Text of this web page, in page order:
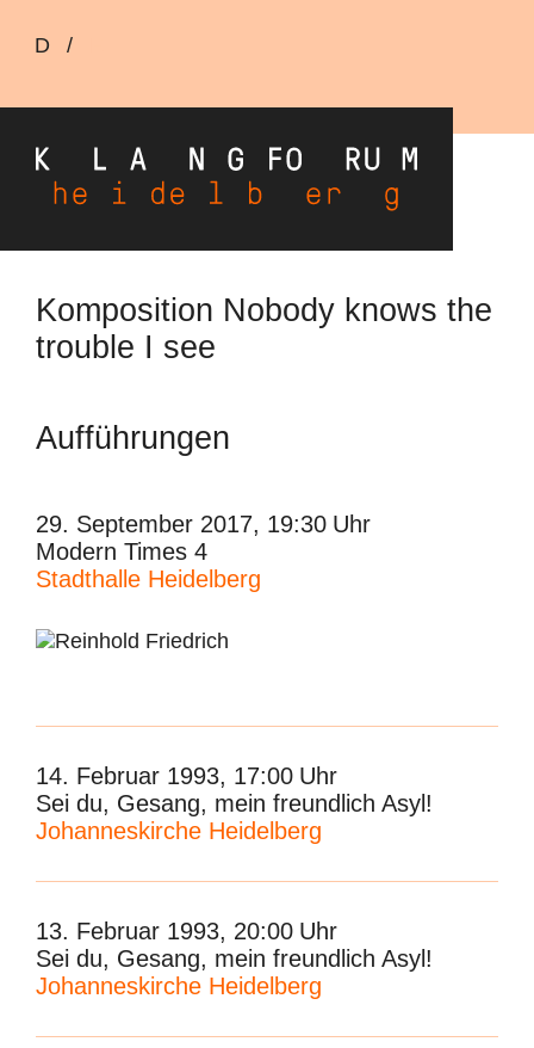
Direkt
Inhalt
Sprachumschalter
D /
Komposition Nobody knows the
trouble I see
Aufführungen
29. September 2017, 19:30 Uhr
Modern Times 4
Stadthalle Heidelberg
14. Februar 1993, 17:00 Uhr
Sei du, Gesang, mein freundlich Asyl!
Johanneskirche Heidelberg
13. Februar 1993, 20:00 Uhr
Sei du, Gesang, mein freundlich Asyl!
Johanneskirche Heidelberg